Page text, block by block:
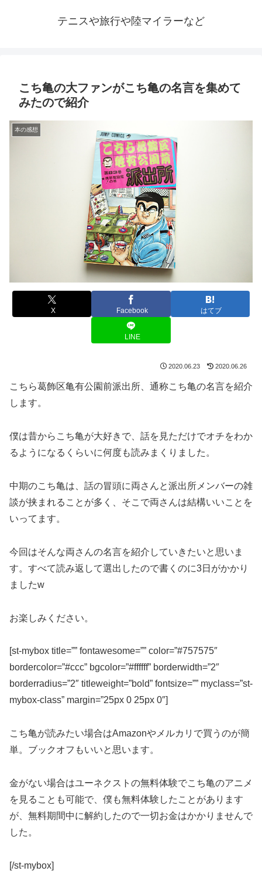
テニスや旅行や陸マイラーなど
こち亀の大ファンがこち亀の名言を集めて
みたので紹介
本の感想
X Facebook はてブ
LINE
2020.06.23 2020.06.26
こちら葛飾区亀有公園前派出所、通称こち亀の名言を紹介
します。
僕は昔からこち亀が大好きで、話を見ただけでオチをわか
るようになるくらいに何度も読みまくりました。
中期のこち亀は、話の冒頭に両さんと派出所メンバーの雑
談が挟まれることが多く、そこで両さんは結構いいことを
いってます。
今回はそんな両さんの名言を紹介していきたいと思いま
す。すべて読み返して選出したので書くのに3日がかかり
ましたw
お楽しみください。
[st-mybox title=”” fontawesome=”” color=”#757575″
bordercolor=”#ccc” bgcolor=”#ffffff” borderwidth=”2″
borderradius=”2″ titleweight=”bold” fontsize=”” myclass=”st-
mybox-class” margin=”25px 0 25px 0″]
こち亀が読みたい場合はAmazonやメルカリで買うのが簡
単。ブックオフもいいと思います。
金がない場合はユーネクストの無料体験でこち亀のアニメ
を見ることも可能で、僕も無料体験したことがあります
が、無料期間中に解約したので一切お金はかかりませんで
した。
[/st-mybox]